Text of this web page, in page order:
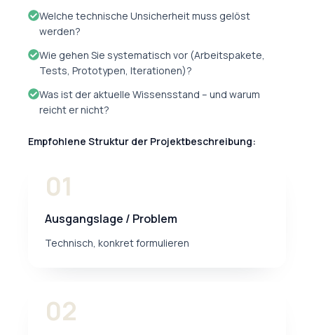
Welche technische Unsicherheit muss gelöst
werden?
Wie gehen Sie systematisch vor (Arbeitspakete,
Tests, Prototypen, Iterationen)?
Was ist der aktuelle Wissensstand – und warum
reicht er nicht?
Empfohlene Struktur der Projektbeschreibung:
01
Ausgangslage / Problem
Technisch, konkret formulieren
02